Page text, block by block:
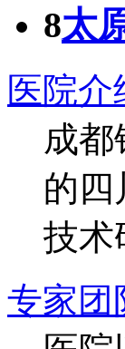
8太
医院介
成
的四
技术
专家团